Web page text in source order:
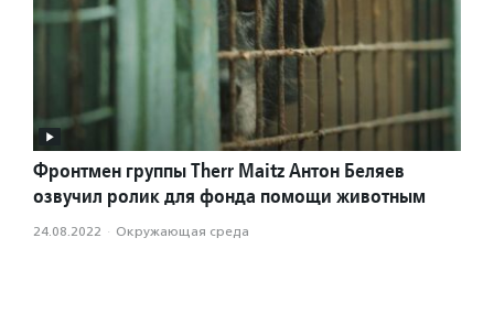
Фронтмен группы Therr Maitz Антон Беляев
озвучил ролик для фонда помощи животным
24.08.2022 · Окружающая среда